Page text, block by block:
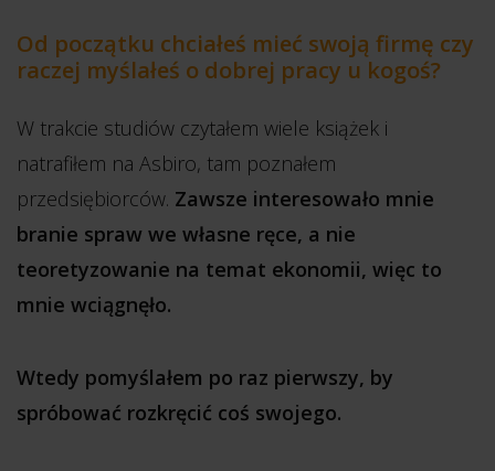
Od początku chciałeś mieć swoją firmę czy
raczej myślałeś o dobrej pracy u kogoś?
W trakcie studiów czytałem wiele książek i
natrafiłem na Asbiro, tam poznałem
przedsiębiorców. Zawsze interesowało mnie
branie spraw we własne ręce, a nie
teoretyzowanie na temat ekonomii, więc to
mnie wciągnęło.
Wtedy pomyślałem po raz pierwszy, by
spróbować rozkręcić coś swojego.